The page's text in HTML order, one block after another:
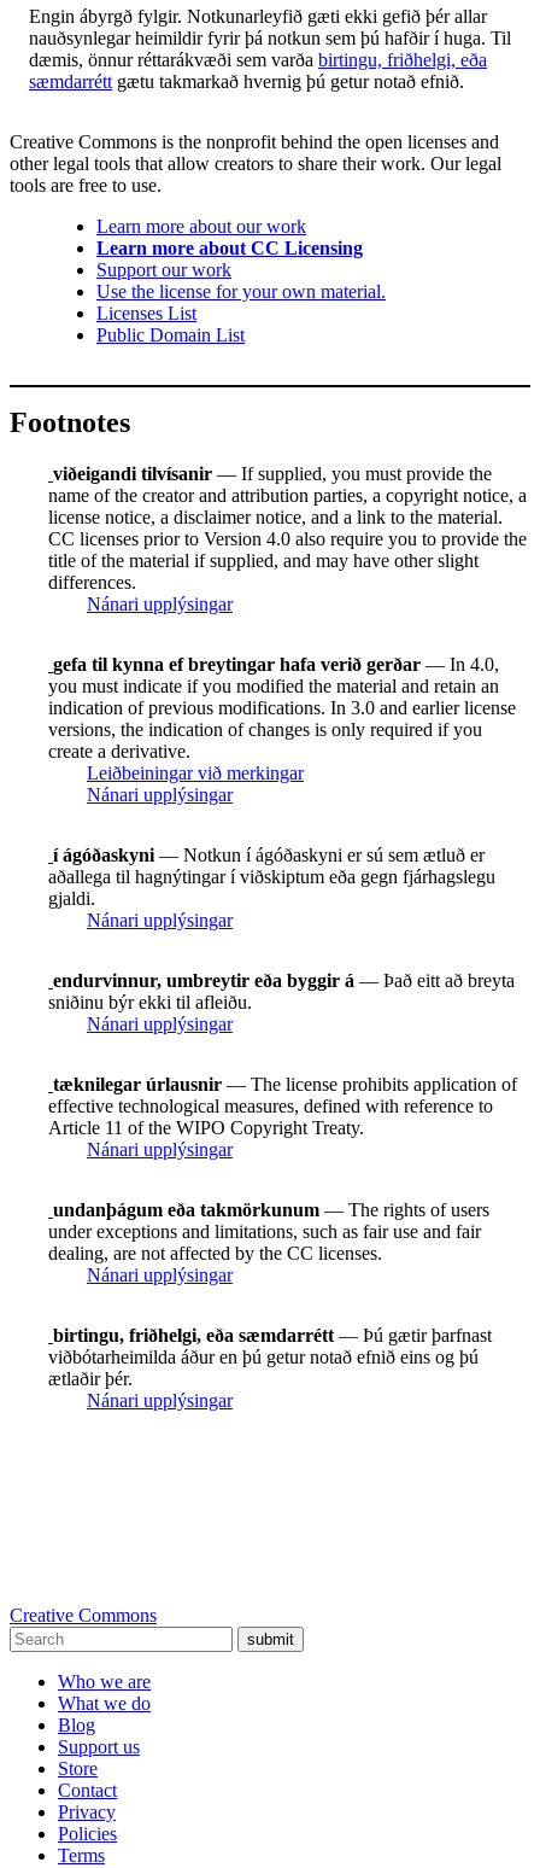
Engin ábyrgð fylgir. Notkunarleyfið gæti ekki gefið þér allar
nauðsynlegar heimildir fyrir þá notkun sem þú hafðir í huga. Til
dæmis, önnur réttarákvæði sem varða birtingu, friðhelgi, eða
sæmdarrétt gætu takmarkað hvernig þú getur notað efnið.
Creative Commons is the nonprofit behind the open licenses and
other legal tools that allow creators to share their work. Our legal
tools are free to use.
Learn more about our work
Learn more about CC Licensing
Support our work
Use the license for your own material.
Licenses List
Public Domain List
Footnotes
viðeigandi tilvísanir — If supplied, you must provide the
name of the creator and attribution parties, a copyright notice, a
license notice, a disclaimer notice, and a link to the material.
CC licenses prior to Version 4.0 also require you to provide the
title of the material if supplied, and may have other slight
differences.
Nánari upplýsingar
gefa til kynna ef breytingar hafa verið gerðar — In 4.0,
you must indicate if you modified the material and retain an
indication of previous modifications. In 3.0 and earlier license
versions, the indication of changes is only required if you
create a derivative.
Leiðbeiningar við merkingar
Nánari upplýsingar
í ágóðaskyni — Notkun í ágóðaskyni er sú sem ætluð er
aðallega til hagnýtingar í viðskiptum eða gegn fjárhagslegu
gjaldi.
Nánari upplýsingar
endurvinnur, umbreytir eða byggir á — Það eitt að breyta
sniðinu býr ekki til afleiðu.
Nánari upplýsingar
tæknilegar úrlausnir — The license prohibits application of
effective technological measures, defined with reference to
Article 11 of the WIPO Copyright Treaty.
Nánari upplýsingar
undanþágum eða takmörkunum — The rights of users
under exceptions and limitations, such as fair use and fair
dealing, are not affected by the CC licenses.
Nánari upplýsingar
birtingu, friðhelgi, eða sæmdarrétt — Þú gætir þarfnast
viðbótarheimilda áður en þú getur notað efnið eins og þú
ætlaðir þér.
Nánari upplýsingar
Creative Commons
submit
Who we are
What we do
Blog
Support us
Store
Contact
Privacy
Policies
Terms